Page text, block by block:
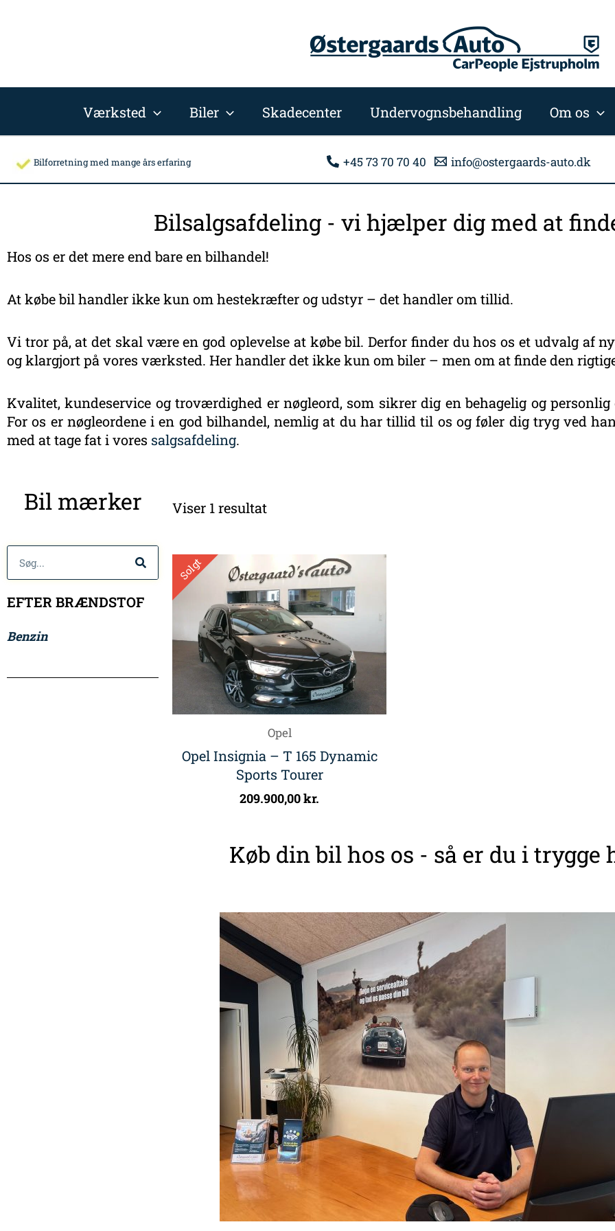
Værksted Biler Skadecenter Undervognsbehandling Om os
Bilforretning med mange års erfaring +45 73 70 70 40 info@ostergaards-auto.dk
Bilsalgsafdeling - vi hjælper dig med at
Hos os er det mere end bare en bilhandel!
At købe bil handler ikke kun om hestekræfter og udstyr – det handler om tillid.
Vi tror på, at det skal være en god oplevelse at købe bil. Derfor finder du hos os et udvalg af
og klargjort på vores værksted. Her handler det ikke kun om biler – men om at finde den
Kvalitet, kundeservice og troværdighed er nøgleord, som sikrer dig en behagelig og
For os er nøgleordene i en god bilhandel, nemlig at du har tillid til os og føler dig tryg ved
med at tage fat i vores salgsafdeling.
Bil mærker
Søg
EFTER BRÆNDSTOF
Benzin
Viser 1 resultat
Solgt
Opel
Opel Insignia – T 165 Dynamic
Sports Tourer
209.900,00kr.
Køb din bil hos os - så er du i trygge